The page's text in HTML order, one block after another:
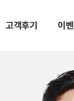
고객후기 이